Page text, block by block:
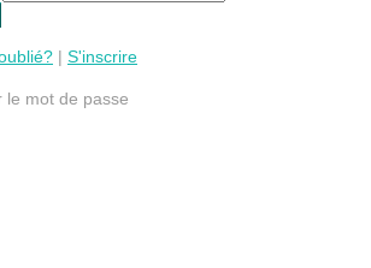
| S'inscrire
le mot de passe